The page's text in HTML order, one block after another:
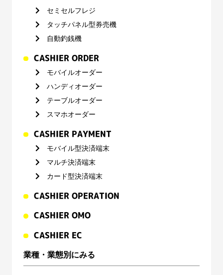
セミセルフレジ
タッチパネル型券売機
自動釣銭機
CASHIER ORDER
モバイルオーダー
ハンディオーダー
テーブルオーダー
スマホオーダー
CASHIER PAYMENT
モバイル型決済端末
マルチ決済端末
カード型決済端末
CASHIER OPERATION
CASHIER OMO
CASHIER EC
業種・業態別にみる